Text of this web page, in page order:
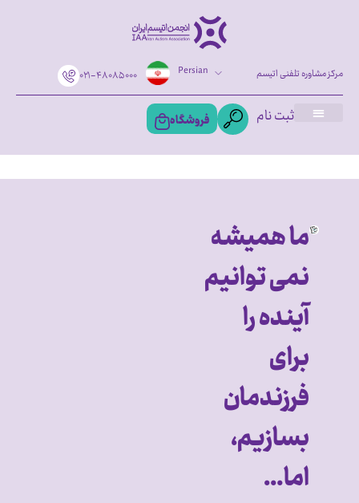
۰۲۱-۴۸۰۸۵۰۰۰ Persian مرکز مشاوره تلفنی اتیسم
ثبت نام فروشگاه
ما همیشه
نمی توانیم
آینده را
برای
فرزندمان
بسازیم،
اما…